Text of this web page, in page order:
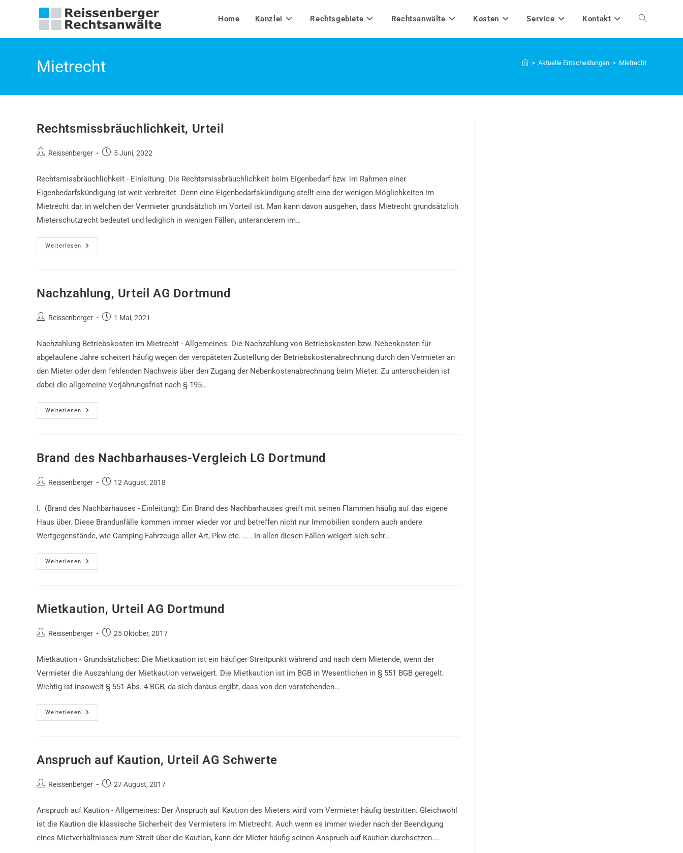
Home Kanzlei Rechtsgebiete Rechtsanwälte Kosten Service Kontakt Website-
umschalten
Mietrecht > Aktuelle Entscheidungen > Mietrecht
Rechtsmissbräuchlichkeit, Urteil
Beitrags-
Reissenberger
Beitrag5 Juni, 2022
Rechtsmissbräuchlichkeit - Einleitung: Die Rechtsmissbräuchlichkeit beim Eigenbedarf bzw. im Rahmen einer
Eigenbedarfskündigung ist weit verbreitet. Denn eine Eigenbedarfskündigung stellt eine der wenigen Möglichkeiten im
Mietrecht dar, in welchen der Vermieter grundsätzlich im Vorteil ist. Man kann davon ausgehen, dass Mietrecht grundsätzlich
Mieterschutzrecht bedeutet und lediglich in wenigen Fällen, unteranderem im…
Weiterlesen
Rechtsmissbräuchlichkeit,
Urteil
Nachzahlung, Urteil AG Dortmund
Beitrags-
Reissenberger
Beitrag1 Mai, 2021
Nachzahlung Betriebskosten im Mietrecht - Allgemeines: Die Nachzahlung von Betriebskosten bzw. Nebenkosten für
abgelaufene Jahre scheitert häufig wegen der verspäteten Zustellung der Betriebskostenabrechnung durch den Vermieter an
den Mieter oder dem fehlenden Nachweis über den Zugang der Nebenkostenabrechnung beim Mieter. Zu unterscheiden ist
dabei die allgemeine Verjährungsfrist nach § 195…
Weiterlesen
Nachzahlung,
Urteil
Brand des Nachbarhauses-Vergleich LG Dortmund
Beitrags-
Reissenberger
Beitrag12 August, 2018
I. (Brand des Nachbarhauses - Einleitung): Ein Brand des Nachbarhauses greift mit seinen Flammen häufig auf das eigene
Haus über. Diese Brandunfälle kommen immer wieder vor und betreffen nicht nur Immobilien sondern auch andere
Wertgegenstände, wie Camping-Fahrzeuge aller Art, Pkw etc. … . In allen diesen Fällen weigert sich sehr…
Weiterlesen
Brand
Des
Mietkaution, Urteil AG Dortmund
Beitrags-
Reissenberger
Beitrag25 Oktober, 2017
Mietkaution - Grundsätzliches: Die Mietkaution ist ein häufiger Streitpunkt während und nach dem Mietende, wenn der
Vermieter die Auszahlung der Mietkaution verweigert. Die Mietkaution ist im BGB in Wesentlichen in § 551 BGB geregelt.
Wichtig ist insoweit § 551 Abs. 4 BGB, da sich daraus ergibt, dass von den vorstehenden…
Weiterlesen
Mietkaution,
Urteil
Anspruch auf Kaution, Urteil AG Schwerte
Beitrags-
Reissenberger
Beitrag27 August, 2017
Anspruch auf Kaution - Allgemeines: Der Anspruch auf Kaution des Mieters wird vom Vermieter häufig bestritten. Gleichwohl
ist die Kaution die klassische Sicherheit des Vermieters im Mietrecht. Auch wenn es immer wieder nach der Beendigung
eines Mietverhältnisses zum Streit über die Kaution, kann der Mieter häufig seinen Anspruch auf Kaution durchsetzen.…